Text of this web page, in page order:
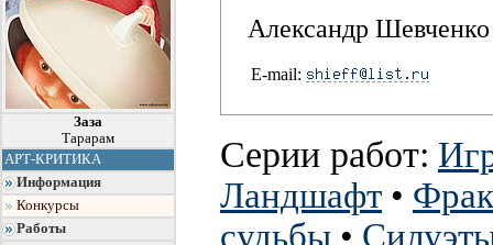
Заза
Тарарам
АРТ-КРИТИКА
Информация
Конкурсы
Работы
Александр Шевченко
E-mail:
Серии работ:
Ландшафт •
судьбы •